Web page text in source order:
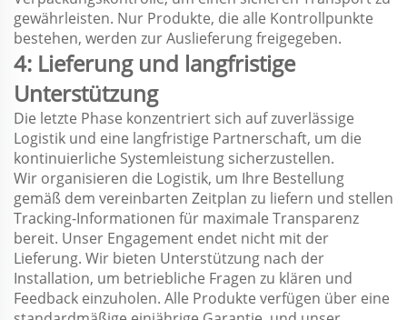
gewährleisten. Nur Produkte, die alle Kontrollpunkte
bestehen, werden zur Auslieferung freigegeben.
4: Lieferung und langfristige
Unterstützung
Die letzte Phase konzentriert sich auf zuverlässige
Logistik und eine langfristige Partnerschaft, um die
kontinuierliche Systemleistung sicherzustellen.
Wir organisieren die Logistik, um Ihre Bestellung
gemäß dem vereinbarten Zeitplan zu liefern und stellen
Tracking-Informationen für maximale Transparenz
bereit. Unser Engagement endet nicht mit der
Lieferung. Wir bieten Unterstützung nach der
Installation, um betriebliche Fragen zu klären und
Feedback einzuholen. Alle Produkte verfügen über eine